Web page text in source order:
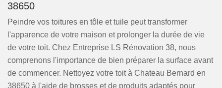
38650
Peindre vos toitures en tôle et tuile peut transformer
l'apparence de votre maison et prolonger la durée de vie
de votre toit. Chez Entreprise LS Rénovation 38, nous
comprenons l'importance de bien préparer la surface avant
de commencer. Nettoyez votre toit à Chateau Bernard en
38650 à l'aide de brosses et de produits adaptés pour